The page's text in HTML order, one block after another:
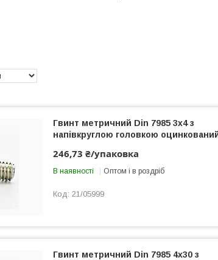
Гвинт метричний Din 7985 3x4 з
напівкруглою головкою
246,73 ₴/упаковка
В наявності Оптом і в роздріб
21/05999
Гвинт метричний Din 7985 4x30 з